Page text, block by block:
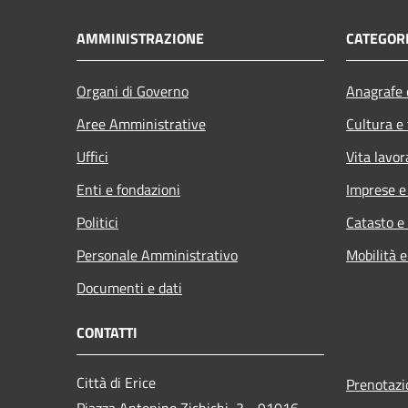
AMMINISTRAZIONE
Organi di Governo
Aree Amministrative
Uffici
Enti e fondazioni
Politici
Personale Amministrativo
Documenti e dati
Cultura
Vita
Imprese
Catasto
Mobilità
CONTATTI
Città di Erice